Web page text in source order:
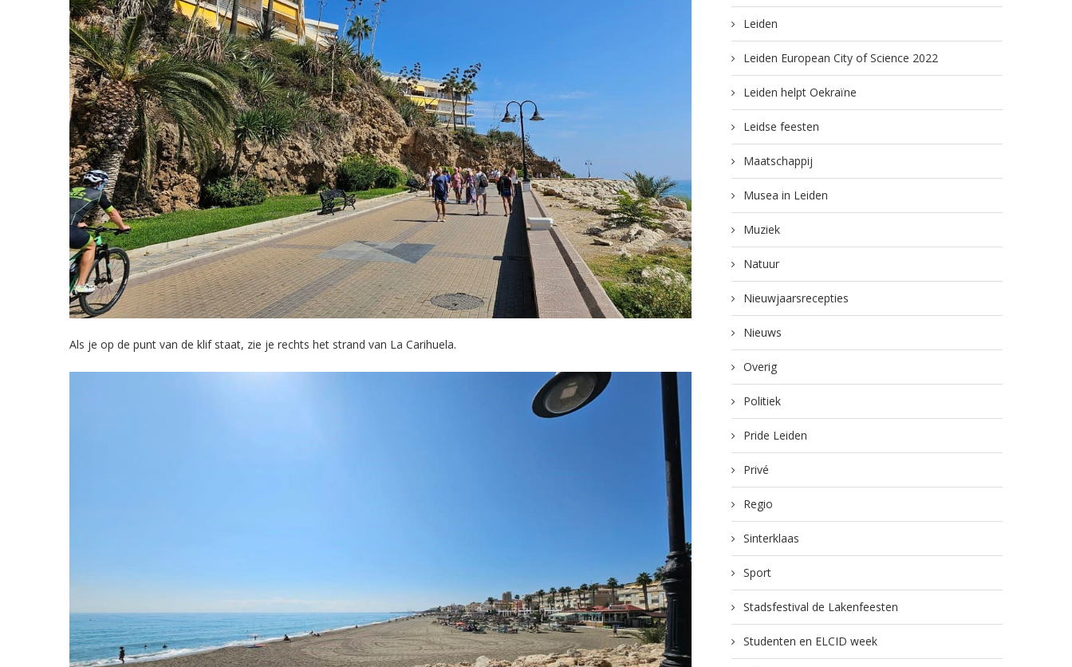
Als je op de punt van de klif staat, zie je rechts het strand van La Carihuela.
Leiden
Leiden European City of Science 2022
Leiden helpt Oekraïne
Leidse feesten
Maatschappij
Musea in Leiden
Muziek
Natuur
Nieuwjaarsrecepties
Nieuws
Overig
Politiek
Pride Leiden
Privé
Regio
Sinterklaas
Sport
Stadsfestival de Lakenfeesten
Studenten en ELCID week